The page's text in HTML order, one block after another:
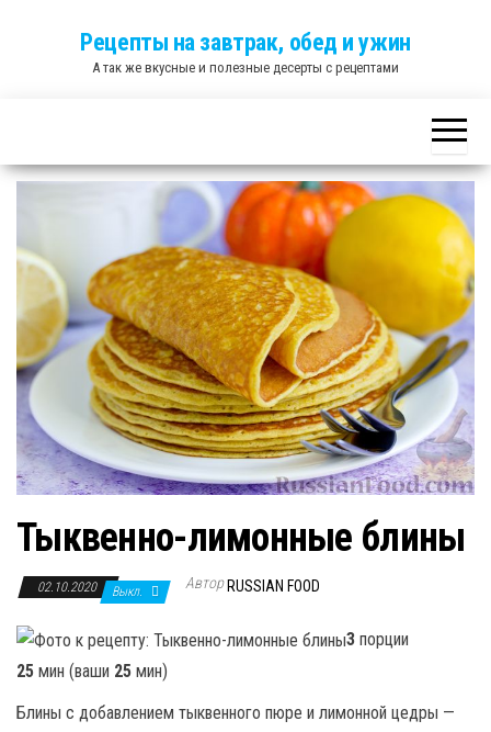
Рецепты на завтрак, обед и ужин
А так же вкусные и полезные десерты с рецептами
Тыквенно-лимонные блины
02.10.2020 Выкл. Автор RUSSIAN FOOD
3 порции
25 мин (ваши 25 мин)
Блины с добавлением тыквенного пюре и лимонной цедры —